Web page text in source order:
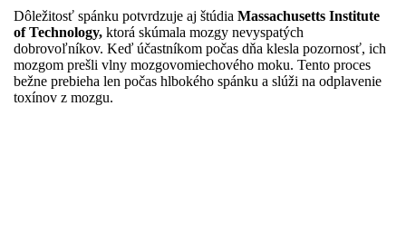
Dôležitosť spánku potvrdzuje aj štúdia Massachusetts Institute
of Technology, ktorá skúmala mozgy nevyspatých
dobrovoľníkov. Keď účastníkom počas dňa klesla pozornosť, ich
mozgom prešli vlny mozgovomiechového moku. Tento proces
bežne prebieha len počas hlbokého spánku a slúži na odplavenie
toxínov z mozgu.